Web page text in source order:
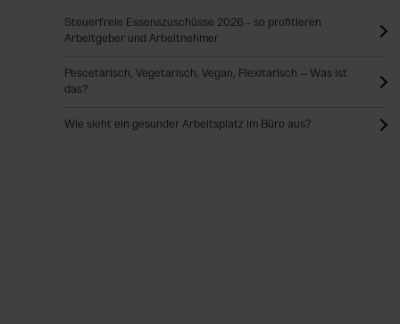
Steuerfreie Essenszuschüsse 2026 - so profitieren
Arbeitgeber und Arbeitnehmer
Pescetarisch, Vegetarisch, Vegan, Flexitarisch – Was ist
das?
Wie sieht ein gesunder Arbeitsplatz im Büro aus?